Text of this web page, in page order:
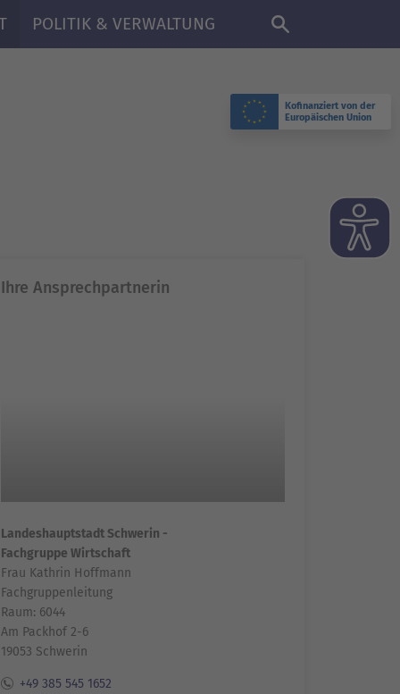
Kofinanziert von der
Europäischen Union
DE
POLITIK & VERWALTUNG
Ihre Ansprechpartnerin
Landeshauptstadt Schwerin -
Fachgruppe Wirtschaft
Frau Kathrin Hoffmann
Fachgruppenleitung
Raum: 6044
Am Packhof 2-6
19053 Schwerin
+49 385 545 1652